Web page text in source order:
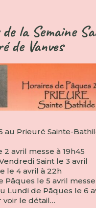
la Semaine
de Vanves
au Prieuré Sainte-
2 avril messe à 19h45
Saint le 3 avril
le 4 avril à 22h
Pâques le 5 avril messe
Lundi de Pâques le 6
voir le détail…